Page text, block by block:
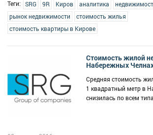
Теги: SRG 9R Киров аналитика
рынок недвижимости
стоимость жилья
стоимость квартиры в Кирове
Стоимость жилой
Набережных
Средняя стоимость
1 квадратный метр в
снизилась по всем